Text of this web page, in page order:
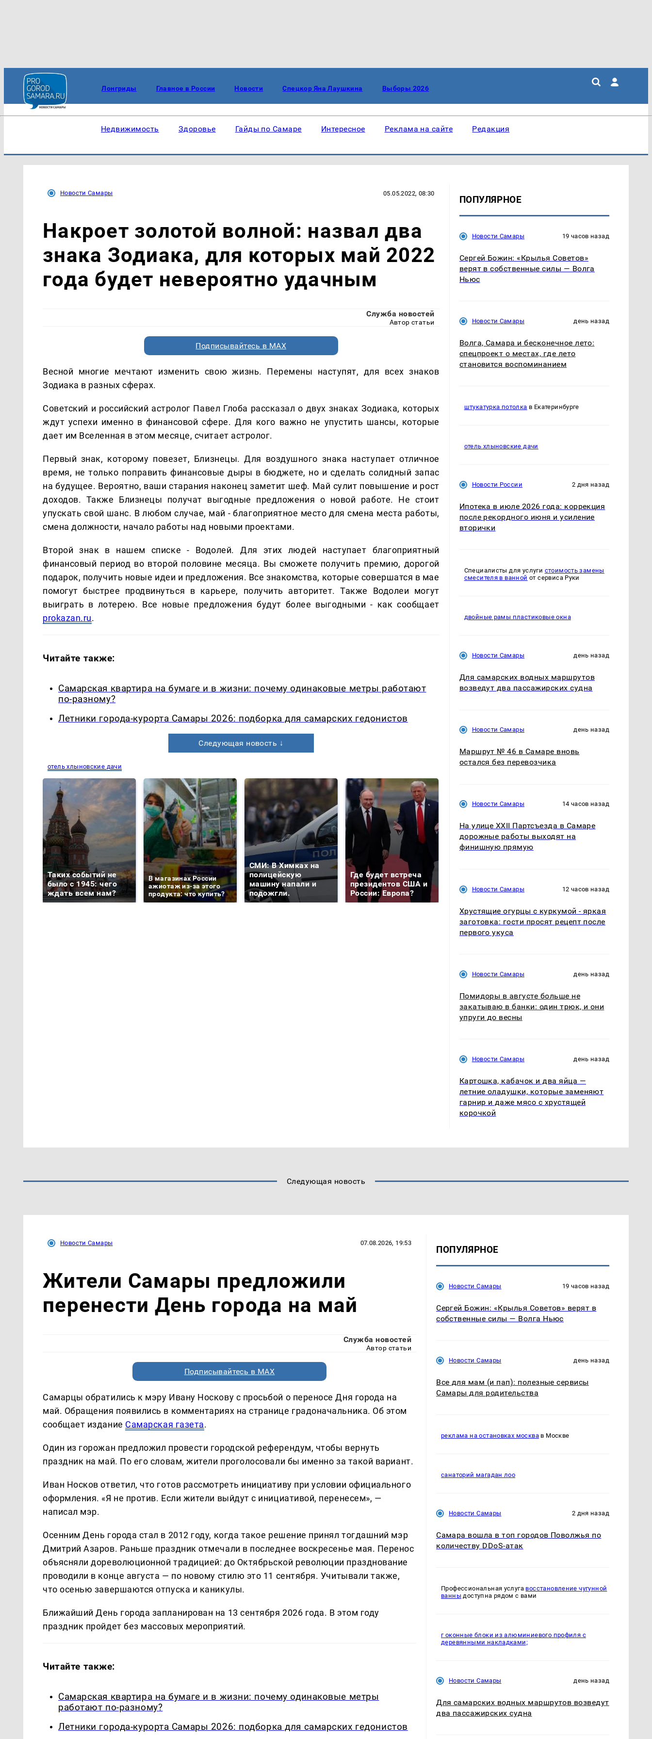
Лонгриды Главное в России Новости Спецкор Яна Лаушкина Выборы 2026
Недвижимость Здоровье Гайды по Самаре Интересное Реклама на сайте Редакция
Новости Самары 05.05.2022, 08:30
Накроет золотой волной: назвал два
знака Зодиака, для которых май 2022
года будет невероятно удачным
Служба новостей
Автор статьи
Подписывайтесь в MAX
Весной многие мечтают изменить свою жизнь. Перемены наступят, для всех знаков
Зодиака в разных сферах.
Советский и российский астролог Павел Глоба рассказал о двух знаках Зодиака, которых
ждут успехи именно в финансовой сфере. Для кого важно не упустить шансы, которые
дает им Вселенная в этом месяце, считает астролог.
Первый знак, которому повезет, Близнецы. Для воздушного знака наступает отличное
время, не только поправить финансовые дыры в бюджете, но и сделать солидный запас
на будущее. Вероятно, ваши старания наконец заметит шеф. Май сулит повышение и рост
доходов. Также Близнецы получат выгодные предложения о новой работе. Не стоит
упускать свой шанс. В любом случае, май - благоприятное место для смена места работы,
смена должности, начало работы над новыми проектами.
Второй знак в нашем списке - Водолей. Для этих людей наступает благоприятный
финансовый период во второй половине месяца. Вы сможете получить премию, дорогой
подарок, получить новые идеи и предложения. Все знакомства, которые совершатся в мае
помогут быстрее продвинуться в карьере, получить авторитет. Также Водолеи могут
выиграть в лотерею. Все новые предложения будут более выгодными - как сообщает
prokazan.ru.
Читайте также:
Самарская квартира на бумаге и в жизни: почему одинаковые метры работают
по-разному?
Летники города-курорта Самары 2026: подборка для самарских гедонистов
Следующая новость ↓
отель хлыновские дачи
Таких событий не
было с 1945: чего
ждать всем нам?
В магазинах России
ажиотаж из-за этого
продукта: что купить?
СМИ: В Химках на
полицейскую
машину напали и
подожгли.
Где будет встреча
президентов США и
России: Европа?
были украдены 18
миллионов рублей
так?!
ПОПУЛЯРНОЕ
Новости Самары 19 часов назад
Сергей Божин: «Крылья Советов»
верят в собственные силы — Волга
Ньюс
Новости Самары день назад
Волга, Самара и бесконечное лето:
спецпроект о местах, где лето
становится воспоминанием
штукатурка потолка в Екатеринбурге
отель хлыновские дачи
Новости России 2 дня назад
Ипотека в июле 2026 года: коррекция
после рекордного июня и усиление
вторички
Специалисты для услуги стоимость замены
смесителя в ванной от сервиса Руки
двойные рамы пластиковые окна
Новости Самары день назад
Для самарских водных маршрутов
возведут два пассажирских судна
Новости Самары день назад
Маршрут № 46 в Самаре вновь
остался без перевозчика
Новости Самары 14 часов назад
На улице XXII Партсъезда в Самаре
дорожные работы выходят на
финишную прямую
Новости Самары 12 часов назад
Хрустящие огурцы с куркумой - яркая
заготовка: гости просят рецепт после
первого укуса
Новости Самары день назад
Помидоры в августе больше не
закатываю в банки: один трюк, и они
упруги до весны
Новости Самары день назад
Картошка, кабачок и два яйца —
летние оладушки, которые заменяют
гарнир и даже мясо с хрустящей
корочкой
Следующая новость
Новости Самары 07.08.2026, 19:53
Жители Самары предложили
перенести День города на май
Служба новостей
Автор статьи
Подписывайтесь в MAX
Самарцы обратились к мэру Ивану Носкову с просьбой о переносе Дня города на
май. Обращения появились в комментариях на странице градоначальника. Об этом
сообщает издание Самарская газета.
Один из горожан предложил провести городской референдум, чтобы вернуть
праздник на май. По его словам, жители проголосовали бы именно за такой вариант.
Иван Носков ответил, что готов рассмотреть инициативу при условии официального
оформления. «Я не против. Если жители выйдут с инициативой, перенесем», —
написал мэр.
Осенним День города стал в 2012 году, когда такое решение принял тогдашний мэр
Дмитрий Азаров. Раньше праздник отмечали в последнее воскресенье мая. Перенос
объясняли дореволюционной традицией: до Октябрьской революции празднование
проводили в конце августа — по новому стилю это 11 сентября. Учитывали также,
что осенью завершаются отпуска и каникулы.
Ближайший День города запланирован на 13 сентября 2026 года. В этом году
праздник пройдет без массовых мероприятий.
Читайте также:
Самарская квартира на бумаге и в жизни: почему одинаковые метры
работают по-разному?
Летники города-курорта Самары 2026: подборка для самарских гедонистов
ПОПУЛЯРНОЕ
Новости Самары 19 часов назад
Сергей Божин: «Крылья Советов» верят в
собственные силы — Волга Ньюс
Новости Самары день назад
Все для мам (и пап): полезные сервисы
Самары для родительства
реклама на остановках москвав Москве
санаторий магадан лоо
Новости Самары 2 дня назад
Самара вошла в топ городов Поволжья по
количеству DDoS-атак
Профессиональная услуга восстановление чугунной
ванны доступна рядом с вами
г оконные блоки из алюминиевого профиля с
деревянными накладками;
Новости Самары день назад
Для самарских водных маршрутов возведут
два пассажирских судна